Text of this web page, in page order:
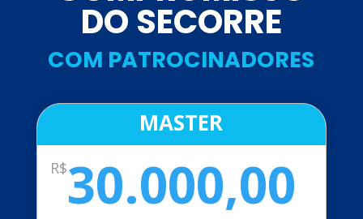
DO SECORRE
COM PATROCINADORES
MASTER
R$30.000,00